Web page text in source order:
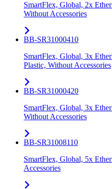
SmartFlex, Global, 2x
Without Accessories
BB-SR31000410
SmartFlex, Global, 3x
Plastic, Without Accessories
BB-SR31000420
SmartFlex, Global, 3x
Without Accessories
BB-SR31008110
SmartFlex, Global, 5x
Accessories